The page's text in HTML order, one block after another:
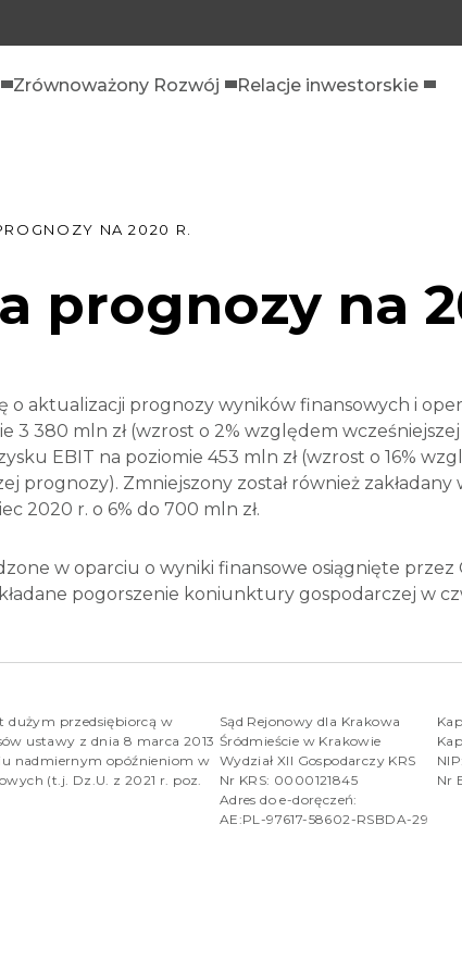
Zrównoważony Rozwój Relacje inwestorskie
NA 2020 R.
prognozy na
o aktualizacji prognozy wyników finansowych i
3 380 mln zł (wzrost o 2% względem
EBIT na poziomie 453 mln zł (wzrost o 16%
prognozy). Zmniejszony został również
2020 r. o 6% do 700 mln zł.
w oparciu o wyniki finansowe osiągnięte
pogorszenie koniunktury gospodarczej w
dużym przedsiębiorcą w
ustawy z dnia 8 marca 2013
nadmiernym opóźnieniom w
(t.j. Dz.U. z 2021 r. poz.
Sąd Rejonowy dla Krakowa
Śródmieście w Krakowie
Wydział XII Gospodarczy KRS
Nr KRS: 0000121845
Adres do e-doręczeń:
AE:PL-97617-58602-RSBDA-29
Nr